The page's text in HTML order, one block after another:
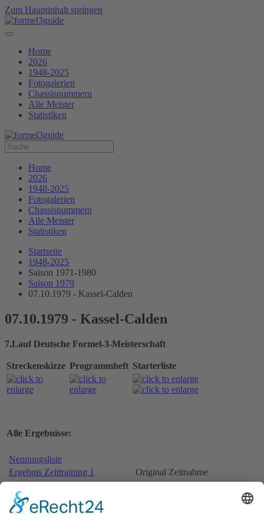
Zum Hauptinhalt springen
Home
2026
1948-2025
Fotogalerien
Chassisnummern
Alle Meister
Statistiken
Home
2026
1948-2025
Fotogalerien
Chassisnummern
Alle Meister
Statistiken
Startseite
1948-2025
Saison 1971-1980
Saison 1979
07.10.1979 - Kassel-Calden
07.10.1979 - Kassel-Calden
7.Lauf Deutsche Formel-3-Meisterschaft
Streckenskizze Programmheft Starterliste
Alle Ergebnisse:
Nennungsliste
Ergebnis Zeittraining 1
Original Zeitnahme
Ergebnis Zeittraining 2
Gesamtergebnis Zeittraining 1+2